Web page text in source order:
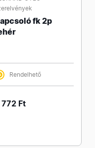
fk 2p
Rendelhető
772 Ft